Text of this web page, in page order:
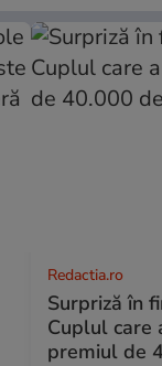
Redactia.ro
Surpriză în
Cuplul care
premiul de